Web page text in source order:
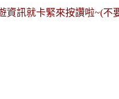
資訊就卡緊來按讚啦~(不